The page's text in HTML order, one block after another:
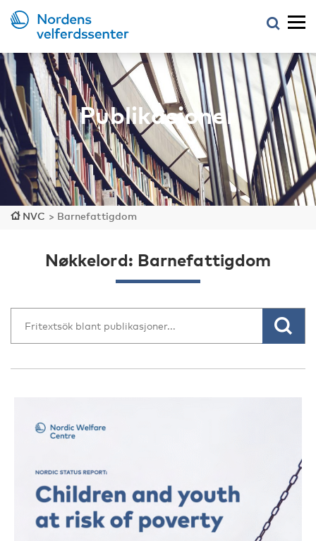
Publikasjoner
NVC > Barnefattigdom
Nøkkelord: Barnefattigdom